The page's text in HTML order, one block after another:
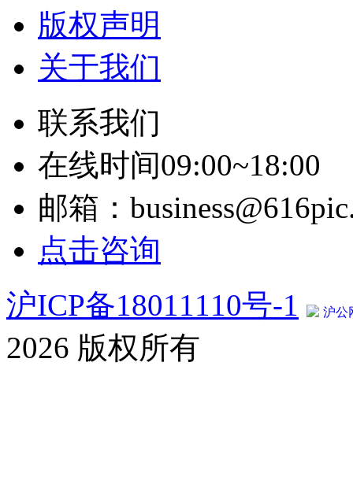
版权声明
关于我们
联系我们
在线时间09:00~18:00
邮箱：
点击咨询
沪ICP备18011110号-1
沪公
2026 版权所有